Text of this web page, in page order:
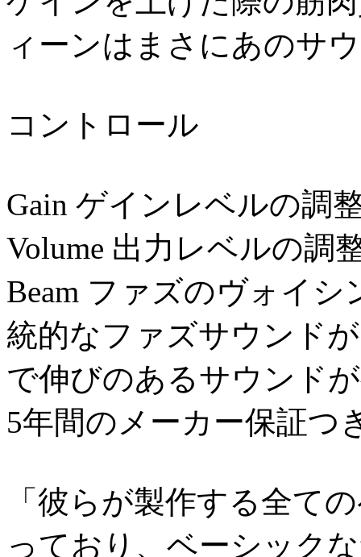
ィーンはまさにあのサ
コントロール
Gain ゲインレベルの調
Volume 出力レベルの調
Beam ファズのヴォイ
統的なファズサウンド
で伸びのあるサウンド
5年間のメーカー保証つ
「彼らが製作する全て
っており、ベーシック